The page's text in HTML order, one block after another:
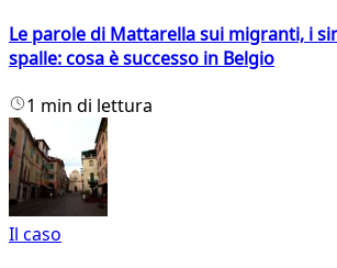
Le parole di Mattarella sui migranti, i
spalle: cosa è successo in Belgio
1 min di lettura
Il caso